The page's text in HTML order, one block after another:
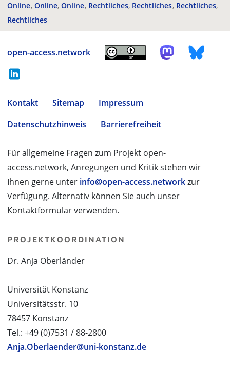
Online Online Online Rechtliches Rechtliches Rechtliches
Rechtliches
open-access.network
Kontakt Sitemap
Impressum
Datenschutzhinweis
Barrierefreiheit
Für allgemeine Fragen zum Projekt open-
access.network, Anregungen und Kritik stehen wir
Ihnen gerne unter info@open-access.networkzur
Verfügung. Alternativ können Sie auch unser
Kontaktformular verwenden.
PROJEKTKOORDINATION
Dr. Anja Oberländer
Universität Konstanz
Universitätsstr. 10
78457 Konstanz
Tel.: +49 (0)7531 / 88-2800
Anja.Oberlaender@uni-konstanz.de